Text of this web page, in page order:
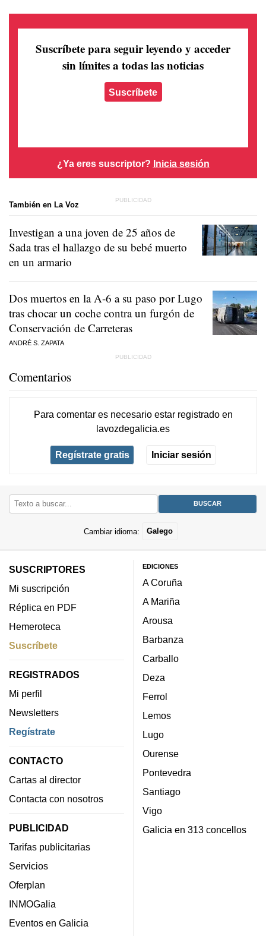
Suscríbete para seguir leyendo y acceder
sin límites a todas las noticias
Suscríbete
¿Ya eres suscriptor? Inicia sesión
También en La Voz
Investigan a una joven de 25 años de
Sada tras el hallazgo de su bebé muerto
en un armario
Dos muertos en la A-6 a su paso por Lugo
tras chocar un coche contra un furgón de
Conservación de Carreteras
ANDRÉ S. ZAPATA
Comentarios
Para comentar es necesario estar registradoen
lavozdegalicia.es
Regístrate gratis Iniciar sesión
Cambiar idioma: Galego
SUSCRIPTORES
Mi suscripción
Réplica en PDF
Hemeroteca
Suscríbete
REGISTRADOS
Mi perfil
Newsletters
Regístrate
CONTACTO
Cartas al director
Contacta con nosotros
PUBLICIDAD
Tarifas publicitarias
Servicios
Oferplan
INMOGalia
Eventos en Galicia
EDICIONES
A Coruña
A Mariña
Arousa
Barbanza
Carballo
Deza
Ferrol
Lemos
Lugo
Ourense
Pontevedra
Santiago
Vigo
Galicia en 313 concellos